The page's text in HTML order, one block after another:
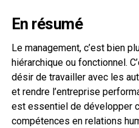
En résumé
Le management, c’est bien
hiérarchique ou fonctionnel.
désir de travailler avec les
et rendre l’entreprise
est essentiel de développer
compétences en relations